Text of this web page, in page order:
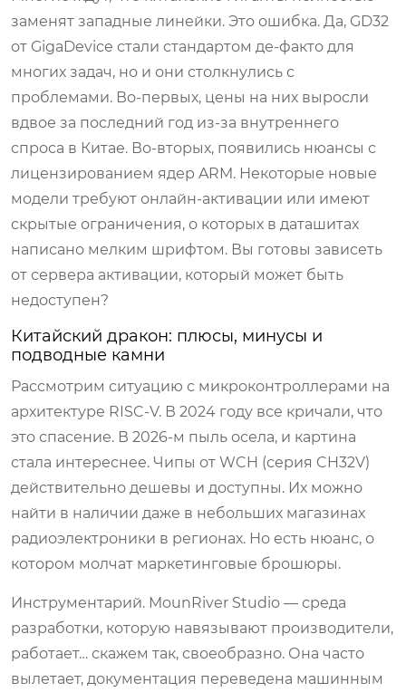
заменят западные линейки. Это ошибка. Да, GD32
от GigaDevice стали стандартом де-факто для
многих задач, но и они столкнулись с
проблемами. Во-первых, цены на них выросли
вдвое за последний год из-за внутреннего
спроса в Китае. Во-вторых, появились нюансы с
лицензированием ядер ARM. Некоторые новые
модели требуют онлайн-активации или имеют
скрытые ограничения, о которых в даташитах
написано мелким шрифтом. Вы готовы зависеть
от сервера активации, который может быть
недоступен?
Китайский дракон: плюсы, минусы и
подводные камни
Рассмотрим ситуацию с микроконтроллерами на
архитектуре RISC-V. В 2024 году все кричали, что
это спасение. В 2026-м пыль осела, и картина
стала интереснее. Чипы от WCH (серия CH32V)
действительно дешевы и доступны. Их можно
найти в наличии даже в небольших магазинах
радиоэлектроники в регионах. Но есть нюанс, о
котором молчат маркетинговые брошюры.
Инструментарий. MounRiver Studio — среда
разработки, которую навязывают производители,
работает… скажем так, своеобразно. Она часто
вылетает, документация переведена машинным